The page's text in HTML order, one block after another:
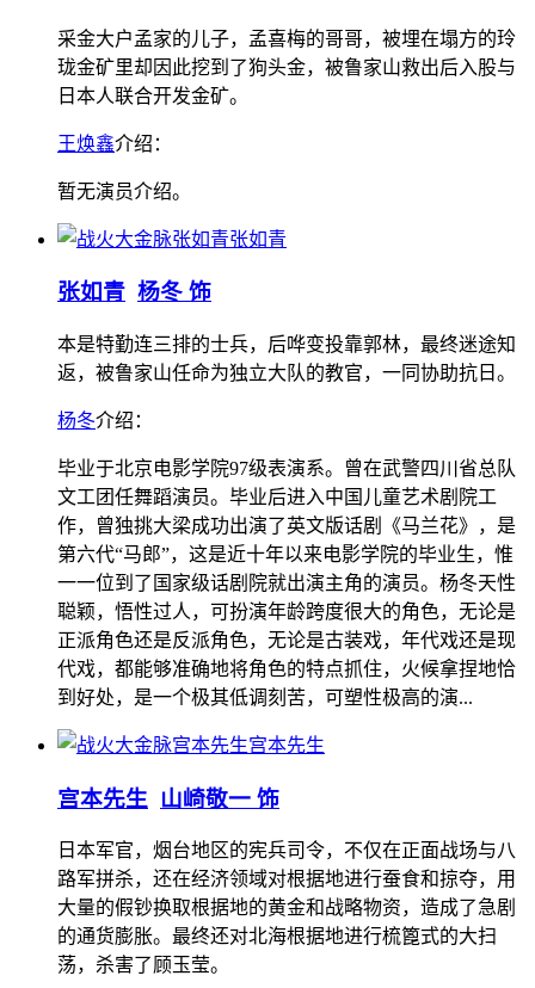
采金大户孟家的儿子，孟喜梅的哥哥，被埋在塌方的玲
珑金矿里却因此挖到了狗头金，被鲁家山救出后入股与
日本人联合开发金矿。
王焕鑫介绍：
暂无演员介绍。
张如青
张如青 杨冬 饰
本是特勤连三排的士兵，后哗变投靠郭林，最终迷途知
返，被鲁家山任命为独立大队的教官，一同协助抗日。
杨冬介绍：
毕业于北京电影学院97级表演系。曾在武警四川省总队
文工团任舞蹈演员。毕业后进入中国儿童艺术剧院工
作，曾独挑大梁成功出演了英文版话剧《马兰花》，是
第六代“马郎”，这是近十年以来电影学院的毕业生，惟
一一位到了国家级话剧院就出演主角的演员。杨冬天性
聪颖，悟性过人，可扮演年龄跨度很大的角色，无论是
正派角色还是反派角色，无论是古装戏，年代戏还是现
代戏，都能够准确地将角色的特点抓住，火候拿捏地恰
到好处，是一个极其低调刻苦，可塑性极高的演...
宫本先生
宫本先生 山崎敬一 饰
日本军官，烟台地区的宪兵司令，不仅在正面战场与八
路军拼杀，还在经济领域对根据地进行蚕食和掠夺，用
大量的假钞换取根据地的黄金和战略物资，造成了急剧
的通货膨胀。最终还对北海根据地进行梳篦式的大扫
荡，杀害了顾玉莹。